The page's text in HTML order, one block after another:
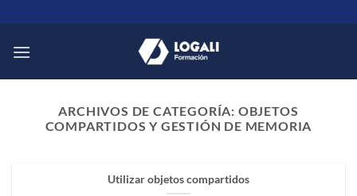
al
contenido
ARCHIVOS DE CATEGORÍA: OBJETOS
COMPARTIDOS Y GESTIÓN DE MEMORIA
Utilizar objetos compartidos